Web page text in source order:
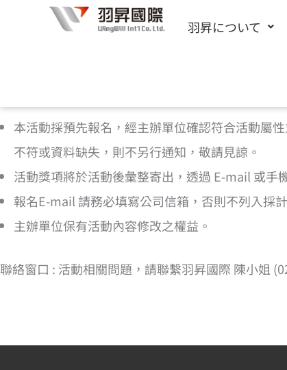
キ
ッ
羽昇について
[cf7form
本活動採預先報名，經主辦單位確認符合活動屬
不符或資料缺失，則不另行通知，敬請見諒。
活動獎項將於活動後彙整寄出，透過 E-mail 或手
報名E-mail 請務必填寫公司信箱，否則不列入採計
主辦單位保有活動內容修改之權益。
聯絡窗口 : 活動相關問題，請聯繫羽昇國際 陳小姐